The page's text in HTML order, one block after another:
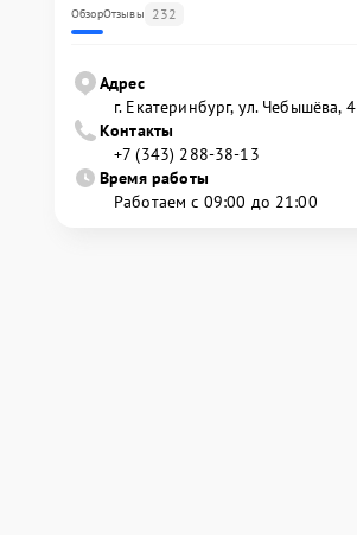
ОбзорОтзывы 232
Адрес
г. Екатеринбург, ул. Чебышёва, 4
Контакты
+7 (343) 288-38-13
Время работы
Работаем с 09:00 до 21:00